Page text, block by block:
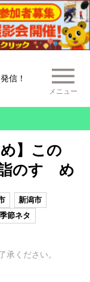
信！
メニュー
】この
のすゝめ
新潟市
季節ネタ
承ください。